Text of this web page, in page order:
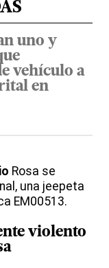
uno y
vehículo a
en
Rosa se
una jeepeta
EM00513.
violento